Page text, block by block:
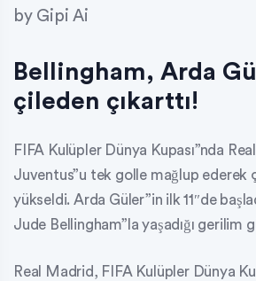
by Gipi Ai
Bellingham, Arda
çileden çıkarttı!
FIFA Kulüpler Dünya Kupası”nda
Juventus”u tek golle mağlup ederek
yükseldi. Arda Güler”in ilk 11″de
Jude Bellingham”la yaşadığı gerilim
Real Madrid, FIFA Kulüpler Dünya